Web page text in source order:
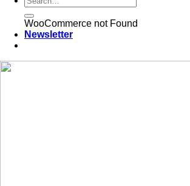
WooCommerce not Found
Newsletter